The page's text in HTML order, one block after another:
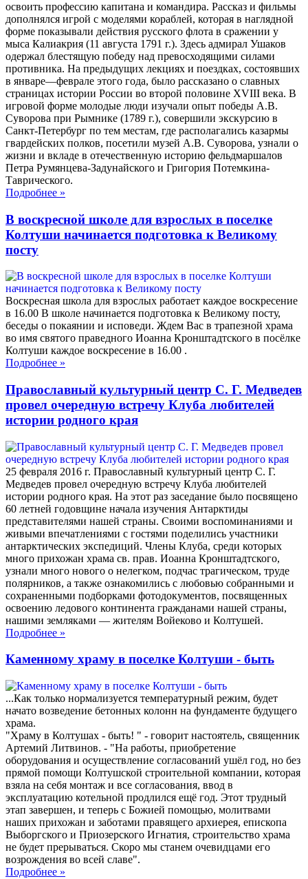
освоить профессию капитана и командира. Рассказ и фильмы
дополнялся игрой с моделями кораблей, которая в наглядной
форме показывали действия русского флота в сражении у
мыса Калиакрия (11 августа 1791 г.). Здесь адмирал Ушаков
одержал блестящую победу над превосходящими силами
противника. На предыдущих лекциях и поездках, состоявших
в январе—феврале этого года, было рассказано о славных
страницах истории России во второй половине XVIII века. В
игровой форме молодые люди изучали опыт победы А.В.
Суворова при Рымнике (1789 г.), совершили экскурсию в
Санкт-Петербург по тем местам, где располагались казармы
гвардейских полков, посетили музей А.В. Суворова, узнали о
жизни и вкладе в отечественную историю фельдмаршалов
Петра Румянцева-Задунайского и Григория Потемкина-
Таврического.
Подробнее »
В воскресной школе для взрослых в поселке
Колтуши начинается подготовка к Великому
посту
Воскресная школа для взрослых работает каждое воскресение
в 16.00 В школе начинается подготовка к Великому посту,
беседы о покаянии и исповеди. Ждем Вас в трапезной храма
во имя святого праведного Иоанна Кронштадтского в посёлке
Колтуши каждое воскресение в 16.00 .
Подробнее »
Православный культурный центр С. Г. Медведев
провел очередную встречу Клуба любителей
истории родного края
25 февраля 2016 г. Православный культурный центр С. Г.
Медведев провел очередную встречу Клуба любителей
истории родного края. На этот раз заседание было посвящено
60 летней годовщине начала изучения Антарктиды
представителями нашей страны. Своими воспоминаниями и
живыми впечатлениями с гостями поделились участники
антарктических экспедиций. Члены Клуба, среди которых
много прихожан храма св. прав. Иоанна Кронштадтского,
узнали много нового о нелегком, подчас трагическом, труде
полярников, а также ознакомились с любовью собранными и
сохраненными подборками фотодокументов, посвященных
освоению ледового континента гражданами нашей страны,
нашими земляками — жителям Войеково и Колтушей.
Подробнее »
Каменному храму в поселке Колтуши - быть
...Как только нормализуется температурный режим, будет
начато возведение бетонных колонн на фундаменте будущего
храма.
"Храму в Колтушах - быть! " - говорит настоятель, священник
Артемий Литвинов. - "На работы, приобретение
оборудования и осуществление согласований ушёл год, но без
прямой помощи Колтушской строительной компании, которая
взяла на себя монтаж и все согласования, ввод в
эксплуатацию котельной продлился ещё год. Этот трудный
этап завершен, и теперь с Божией помощью, молитвами
наших прихожан и заботами правящего архиерея, епископа
Выборгского и Приозерского Игнатия, строительство храма
не будет прерываться. Скоро мы станем очевидцами его
возрождения во всей славе".
Подробнее »